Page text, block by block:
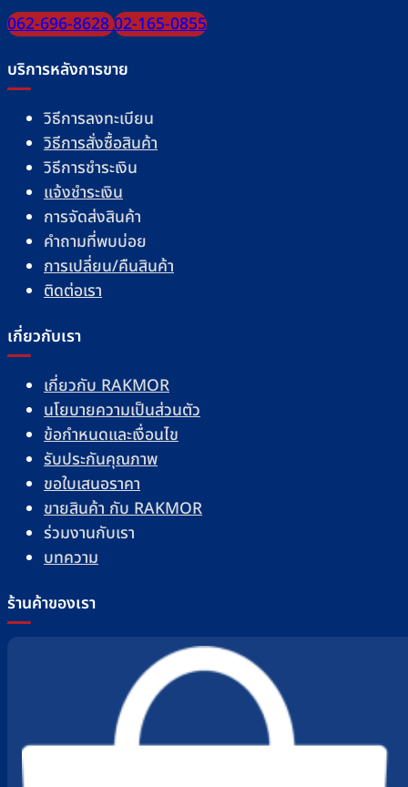
062-696-862802-165-0855
บริการหลังการขาย
วิธีการลงทะเบียน
วิธีการสั่งซื้อสินค้า
วิธีการชำระเงิน
แจ้งชำระเงิน
การจัดส่งสินค้า
คำถามที่พบบ่อย
การเปลี่ยน/คืนสินค้า
ติดต่อเรา
เกี่ยวกับเรา
เกี่ยวกับ RAKMOR
นโยบายความเป็นส่วนตัว
ข้อกำหนดและเงื่อนไข
รับประกันคุณภาพ
ขอใบเสนอราคา
ขายสินค้า กับ RAKMOR
ร่วมงานกับเรา
บทความ
ร้านค้าของเรา